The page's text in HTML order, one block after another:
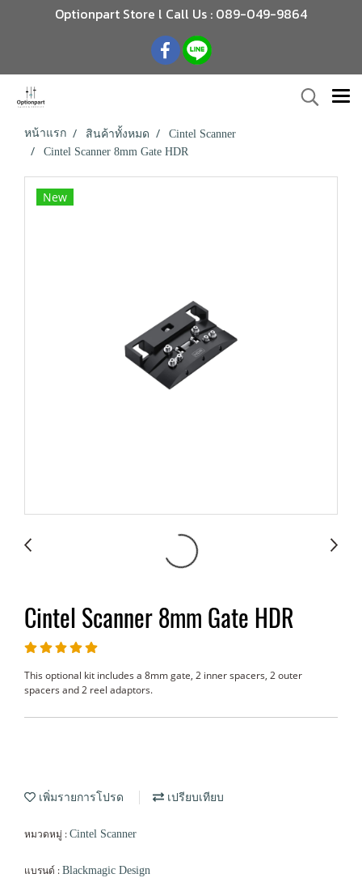
Optionpart Store l Call Us : 089-049-9864
หน้าแรก สินค้าทั้งหมด
Cintel Scanner
Cintel Scanner 8mm Gate HDR
New
Cintel Scanner 8mm Gate HDR
This optional kit includes a 8mm gate, 2 inner spacers, 2 outer
spacers and 2 reel adaptors.
เพิ่มรายการโปรด เปรียบเทียบ
หมวดหมู่ : Cintel Scanner
แบรนด์ : Blackmagic Design